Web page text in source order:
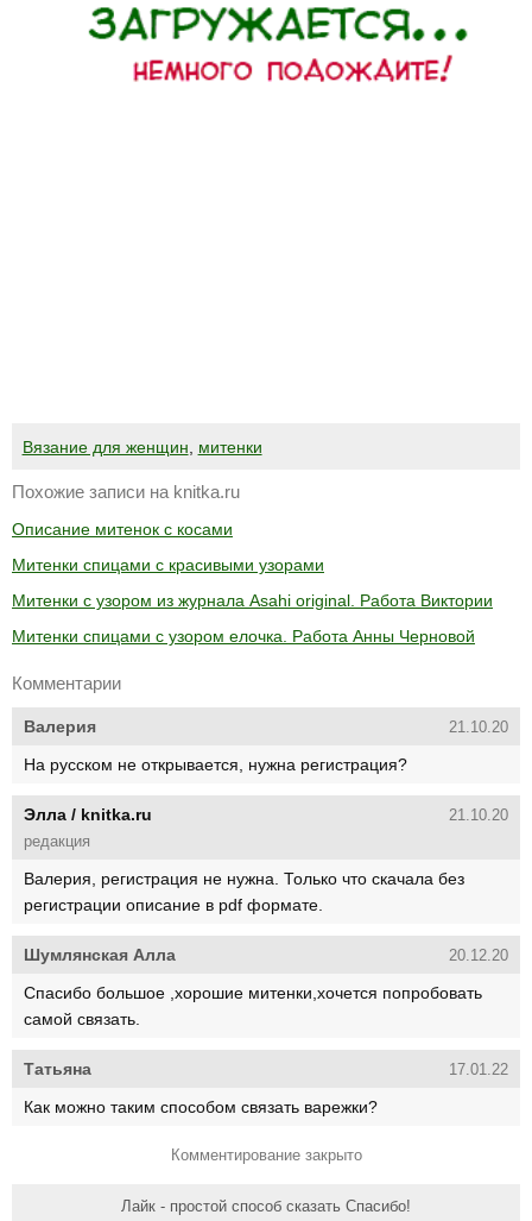
Вязание для женщин митенки
Похожие записи на knitka.ru
Описание митенок с косами
Митенки спицами с красивыми узорами
Митенки с узором из журнала Asahi original. Работа Виктории
Митенки спицами с узором елочка. Работа Анны Черновой
Комментарии
Валерия 21.10.20
На русском не открывается, нужна регистрация?
Элла / knitka.ru
редакция
21.10.20
Валерия, регистрация не нужна. Только что скачала без
регистрации описание в pdf формате.
Шумлянская Алла 20.12.20
Спасибо большое ,хорошие митенки,хочется попробовать
самой связать.
Татьяна 17.01.22
Как можно таким способом связать варежки?
Комментирование закрыто
Лайк - простой способ сказать Спасибо!